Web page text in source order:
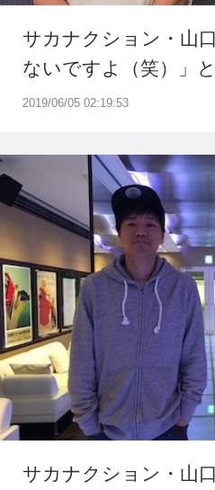
2019/06/05 02:19:53
サカナクション・山
ないですよ（笑）」
サカナクション・山